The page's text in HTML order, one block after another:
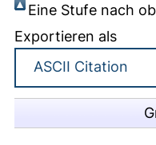
Eine Stufe nach
Exportieren als